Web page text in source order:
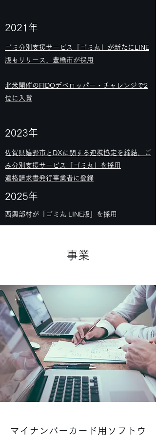
2021年
ゴミ分別支援サービス「ゴミ丸」が新たにLINE
版もリリース、豊橋市が採用
北米開催のFIDOデベロッパー・チャレンジで2
位に入賞
2023年
佐賀県嬉野市とDXに関する連携協定を締結、ご
み分別支援サービス「ゴミ丸」を採用
​適格請求書発行事業者に登録
2025年
西興部村が「ゴミ丸 LINE版」を採用
事業
マイナンバーカード用ソフトウ